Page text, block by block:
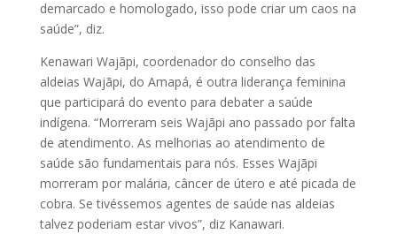
demarcado e homologado, isso pode criar um caos na
saúde”, diz.
Kenawari Wajãpi, coordenador do conselho das
aldeias Wajãpi, do Amapá, é outra liderança feminina
que participará do evento para debater a saúde
indígena. “Morreram seis Wajãpi ano passado por falta
de atendimento. As melhorias ao atendimento de
saúde são fundamentais para nós. Esses Wajãpi
morreram por malária, câncer de útero e até picada de
cobra. Se tivéssemos agentes de saúde nas aldeias
talvez poderiam estar vivos”, diz Kanawari.